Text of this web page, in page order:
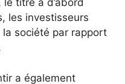
titre a d’abord
les investisseurs
société par rapport
a également